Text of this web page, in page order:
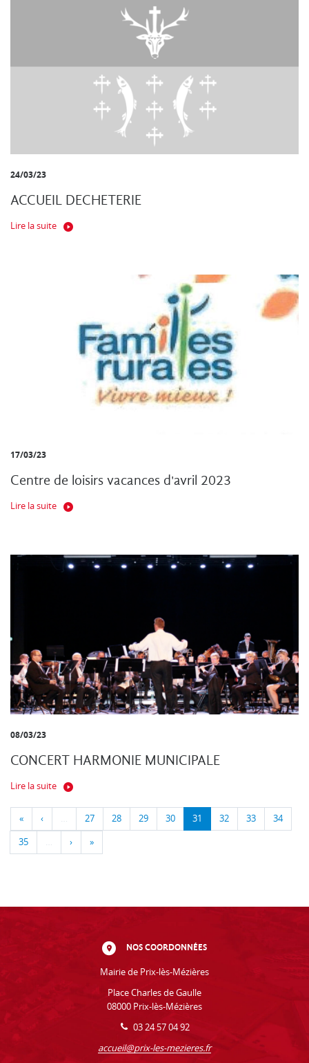
24/03/23
ACCUEIL DECHETERIE
Lire la suite
17/03/23
Centre de loisirs vacances d'avril 2023
Lire la suite
08/03/23
CONCERT HARMONIE MUNICIPALE
Lire la suite
« ‹ … 27 28 29 30 31 32 33 34
35 … › »
NOS COORDONNÉES
Mairie de Prix-lès-Mézières
Place Charles de Gaulle
08000 Prix-lès-Mézières
03 24 57 04 92
accueil@prix-les-mezieres.fr